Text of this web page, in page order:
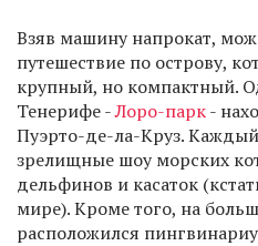
Взяв машину напрокат,
путешествие по острову,
крупный, но компактный.
Тенерифе -Лоро-парк-
Пуэрто-де-ла-Круз.
зрелищные шоу морских
дельфинов и касаток
мире). Кроме того, на
расположился